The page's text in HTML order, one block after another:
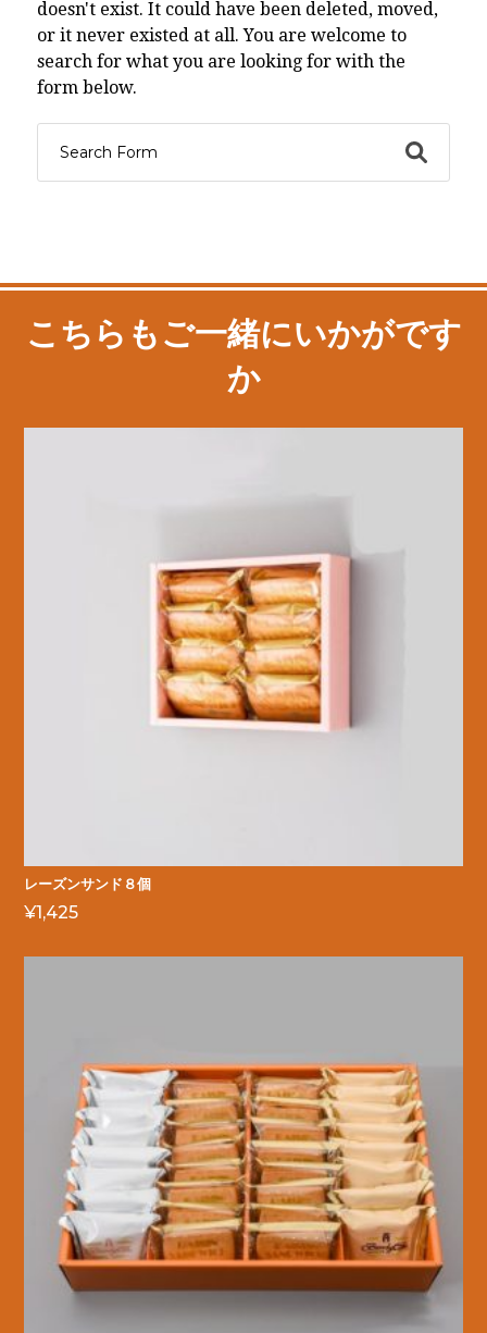
doesn't exist. It could have been deleted, moved,
or it never existed at all. You are welcome to
search for what you are looking for with the
form below.
こちらもご一緒にいかがです
か
レーズンサンド８個
¥1,425